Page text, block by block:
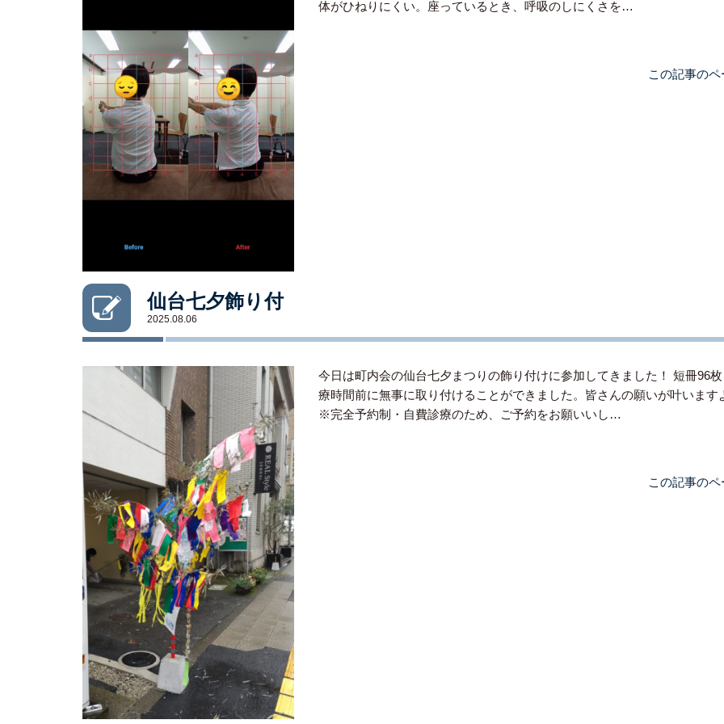
体がひねりにくい。座っているとき、呼吸のしにくさを…
この記事の
仙台七夕飾り付
2025.08.06
今日は町内会の仙台七夕まつりの飾り付けに参加してきました！ 短冊96
療時間前に無事に取り付けることができました。皆さんの願いが叶いま
※完全予約制・自費診療のため、ご予約をお願いいし…
この記事の